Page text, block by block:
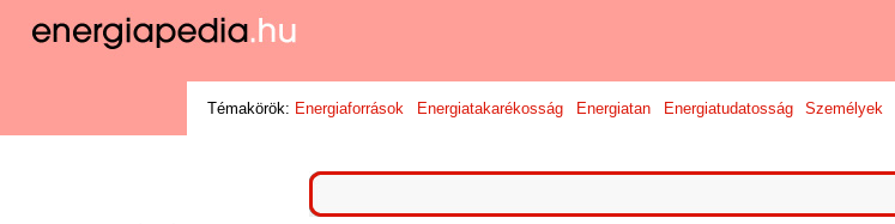
Témakörök: Energiaforrások Energiatakarékosság Energiatan Energiatudatosság Személyek